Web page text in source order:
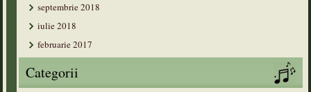
septembrie 2018
iulie 2018
februarie 2017
Categorii